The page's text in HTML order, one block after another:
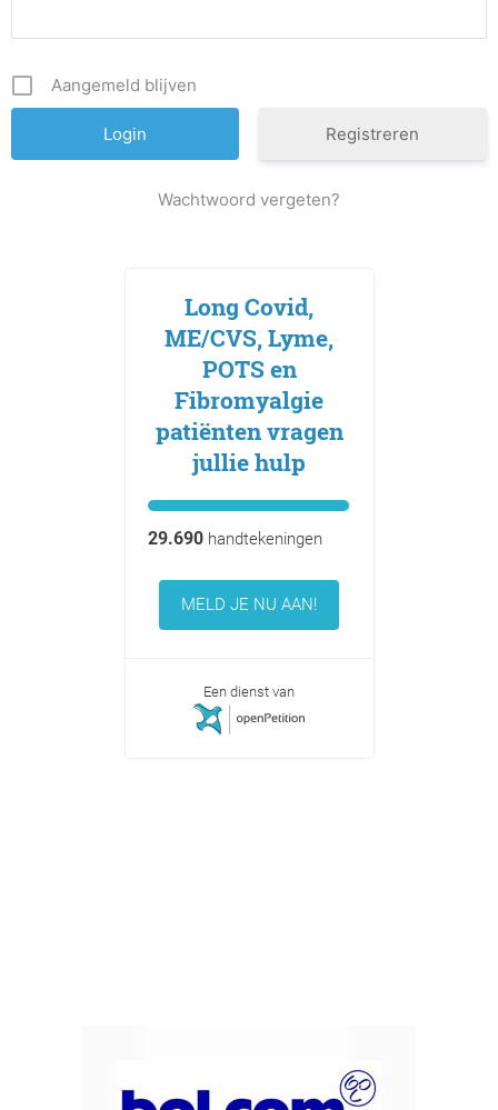
Aangemeld blijven
Registreren
Wachtwoord vergeten?
Long Covid,
ME/CVS, Lyme,
POTS en
Fibromyalgie
patiënten vragen
jullie hulp
29.690handtekeningen
MELD JE NU AAN!
Een dienst van